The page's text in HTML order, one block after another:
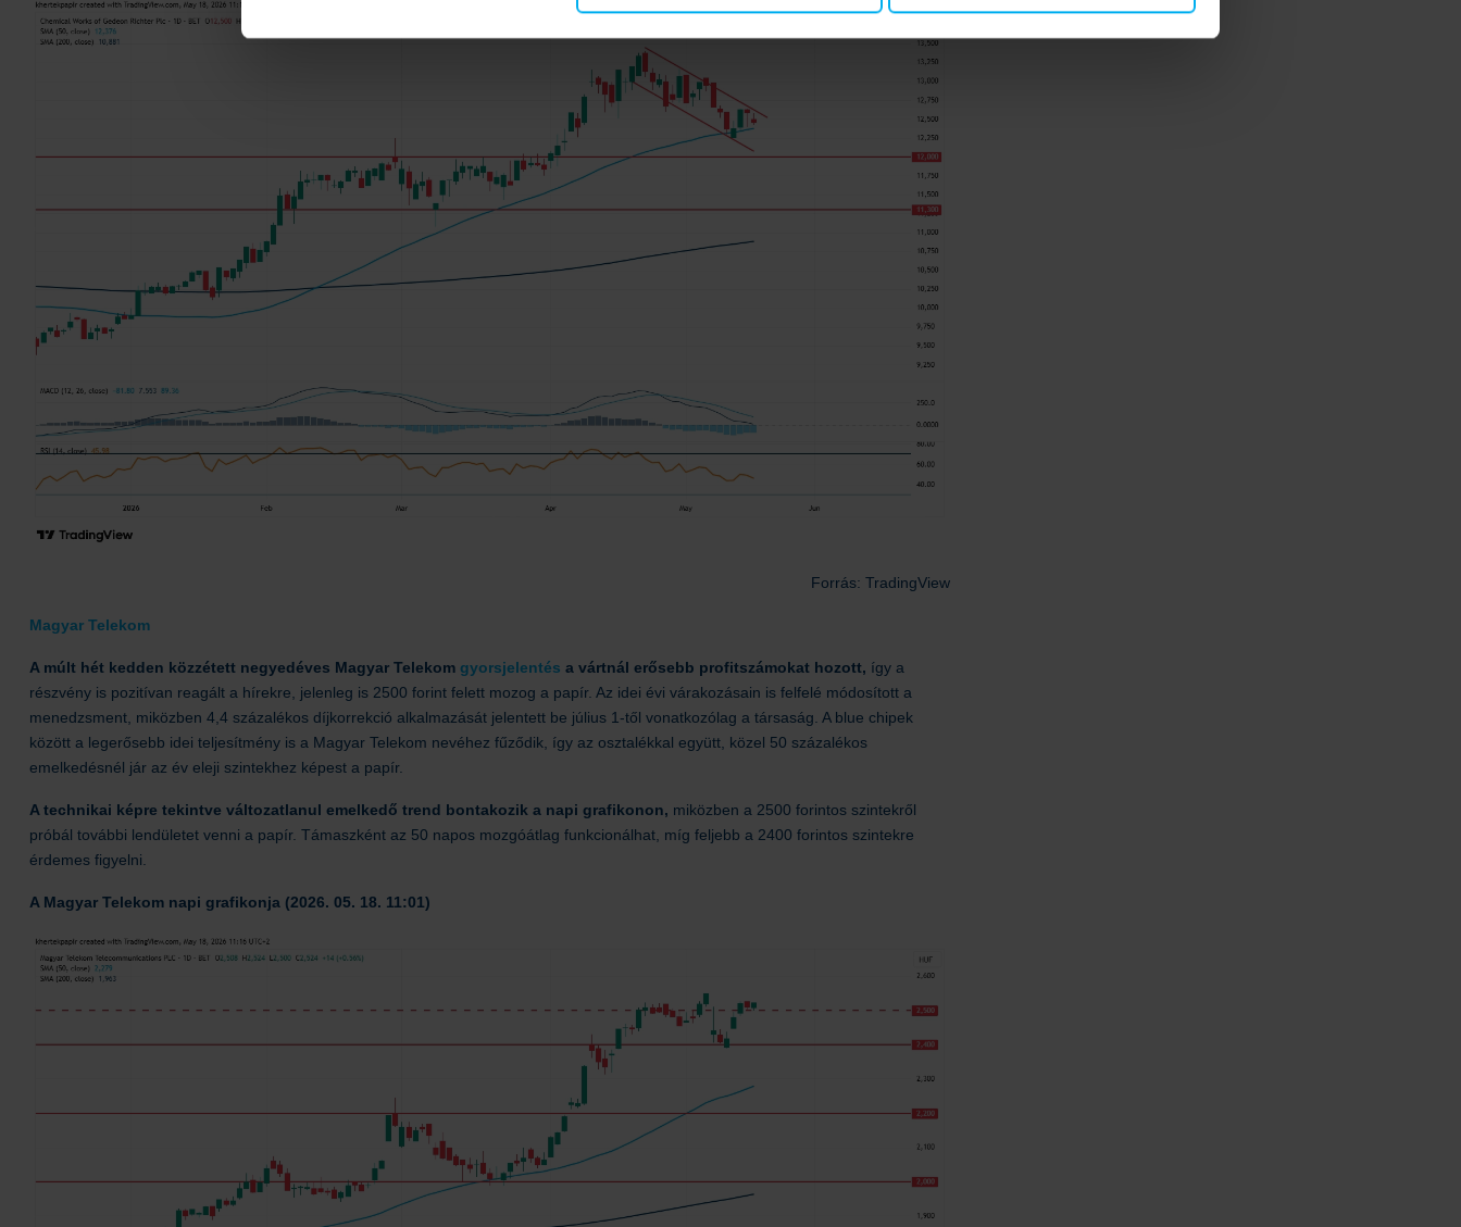
Forrás: TradingView
Magyar Telekom
A múlt hét kedden közzétett negyedéves Magyar Telekom gyorsjelentés a vártnál erősebb profitszámokat hozott, így a
részvény is pozitívan reagált a hírekre, jelenleg is 2500 forint felett mozog a papír. Az idei évi várakozásain is felfelé módosított a
menedzsment, miközben 4,4 százalékos díjkorrekció alkalmazását jelentett be július 1-től vonatkozólag a társaság. A blue chipek
között a legerősebb idei teljesítmény is a Magyar Telekom nevéhez fűződik, így az osztalékkal együtt, közel 50 százalékos
emelkedésnél jár az év eleji szintekhez képest a papír.
A technikai képre tekintve változatlanul emelkedő trend bontakozik a napi grafikonon, miközben a 2500 forintos szintekről
próbál további lendületet venni a papír. Támaszként az 50 napos mozgóátlag funkcionálhat, míg feljebb a 2400 forintos szintekre
érdemes figyelni.
A Magyar Telekom napi grafikonja (2026. 05. 18. 11:01)